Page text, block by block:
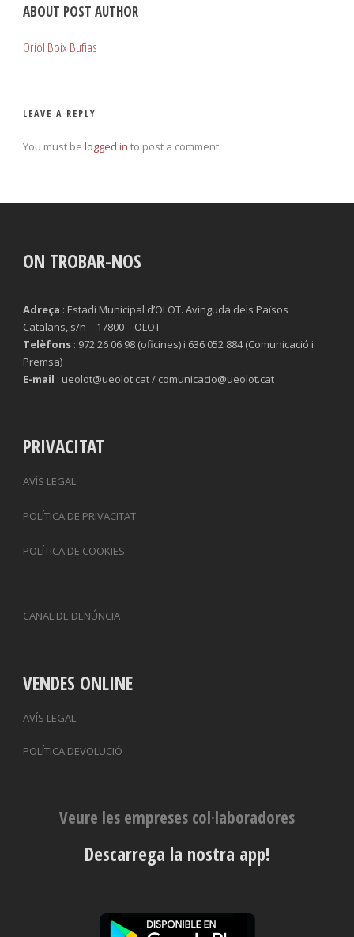
ABOUT POST AUTHOR
Oriol Boix Bufias
LEAVE A REPLY
You must be logged in to post a comment.
ON TROBAR-NOS
Adreça : Estadi Municipal d’OLOT. Avinguda dels Països
Catalans, s/n – 17800 – OLOT
Telèfons : 972 26 06 98 (oficines) i 636 052 884 (Comunicació i
Premsa)
E-mail : ueolot@ueolot.cat / comunicacio@ueolot.cat
PRIVACITAT
AVÍS LEGAL
POLÍTICA DE PRIVACITAT
POLÍTICA DE COOKIES
CANAL DE DENÚNCIA
VENDES ONLINE
AVÍS LEGAL
POLÍTICA DEVOLUCIÓ
Veure les empreses col·laboradores
Descarrega la nostra app!